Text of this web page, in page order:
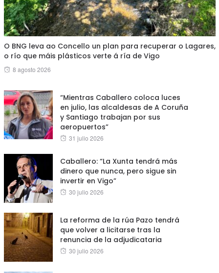
O BNG leva ao Concello un plan para recuperar o Lagares,
o río que máis plásticos verte á ría de Vigo
Posted
8 agosto 2026
“Mientras Caballero coloca luces
en julio, las alcaldesas de A Coruña
y Santiago trabajan por sus
aeropuertos”
Posted
31 julio 2026
Caballero: “La Xunta tendrá más
dinero que nunca, pero sigue sin
invertir en Vigo”
Posted
30 julio 2026
La reforma de la rúa Pazo tendrá
que volver a licitarse tras la
renuncia de la adjudicataria
Posted
30 julio 2026